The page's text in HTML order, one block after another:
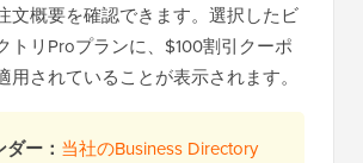
文概要を確認できます。選択したビ
トリProプランに、$100割引クーポ
用されていることが表示されます。
ー： 当社のBusiness Directory